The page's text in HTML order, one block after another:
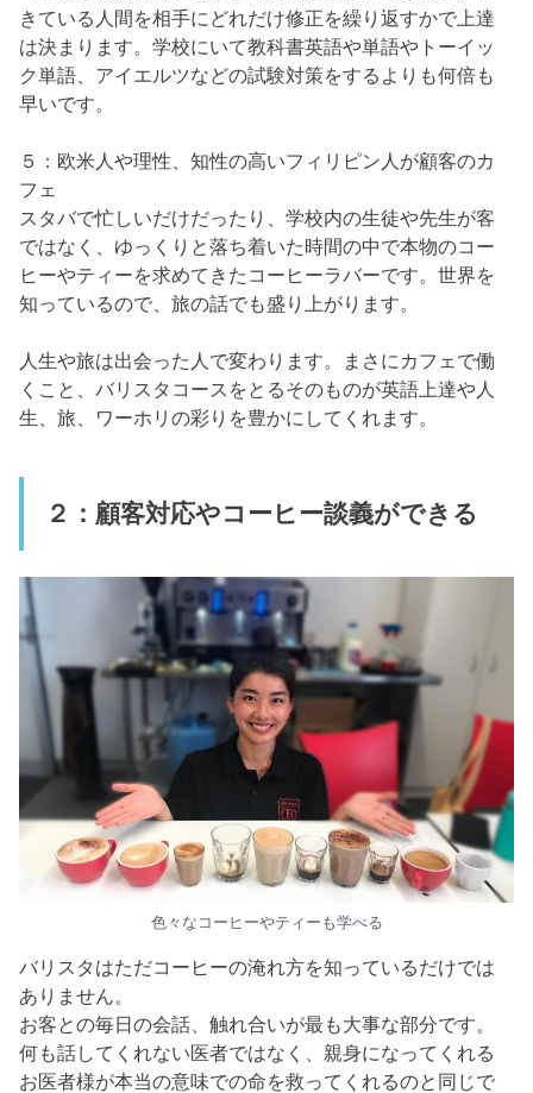
きている人間を相手にどれだけ修正を繰り返すかで上達
は決まります。学校にいて教科書英語や単語やトーイッ
ク単語、アイエルツなどの試験対策をするよりも何倍も
早いです。
５：欧米人や理性、知性の高いフィリピン人が顧客のカ
フェ
スタバで忙しいだけだったり、学校内の生徒や先生が客
ではなく、ゆっくりと落ち着いた時間の中で本物のコー
ヒーやティーを求めてきたコーヒーラバーです。世界を
知っているので、旅の話でも盛り上がります。
人生や旅は出会った人で変わります。まさにカフェで働
くこと、バリスタコースをとるそのものが英語上達や人
生、旅、ワーホリの彩りを豊かにしてくれます。
２：顧客対応やコーヒー談義ができる
色々なコーヒーやティーも学べる
バリスタはただコーヒーの淹れ方を知っているだけでは
ありません。
お客との毎日の会話、触れ合いが最も大事な部分です。
何も話してくれない医者ではなく、親身になってくれる
お医者様が本当の意味での命を救ってくれるのと同じで